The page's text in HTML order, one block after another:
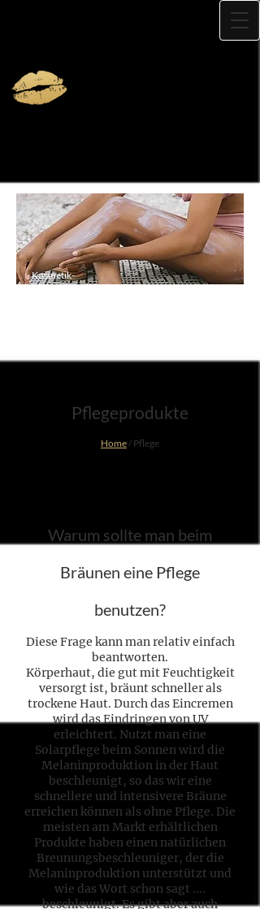
Kosmetik-
Pflegeprodukte
Home/ Pflege
Warum sollte man beim
Bräunen eine Pflege
benutzen?
Diese Frage kann man relativ einfach
beantworten.
Körperhaut, die gut mit Feuchtigkeit
versorgt ist, bräunt schneller als
trockene Haut. Durch das Eincremen
wird das Eindringen von UV
erleichtert. Nutzt man eine
Solarpflege beim Sonnen wird die
Melaninproduktion in der Haut
beschleunigt, so das wir eine
schnellere und intensivere Bräune
erreichen können als ohne Pflege. Die
meisten am Markt erhältlichen
Produkte haben einen natürlichen
Breunungsbeschleuniger, der die
Melaninproduktion unterstützt und
wie das Wort schon sagt ....
beschleunigt. Es gibt aber auch